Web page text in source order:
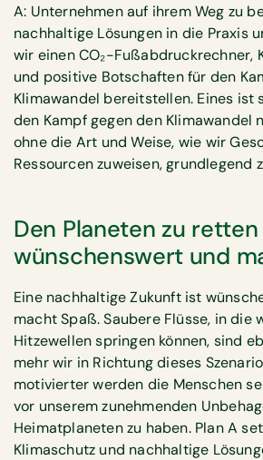
A: Unternehmen auf ihrem Weg zu
nachhaltige Lösungen in die Praxis
wir einen CO₂-Fußabdruckrechner,
und positive Botschaften für den
Klimawandel bereitstellen. Eines ist
den Kampf gegen den Klimawandel
ohne die Art und Weise, wie wir
Ressourcen zuweisen, grundlegend
Den Planeten zu retten
wünschenswert und
Eine nachhaltige Zukunft ist
macht Spaß. Saubere Flüsse, in die
Hitzewellen springen können, sind
mehr wir in Richtung dieses
motivierter werden die Menschen
vor unserem zunehmenden
Heimatplaneten zu haben. Plan A
Klimaschutz und nachhaltige